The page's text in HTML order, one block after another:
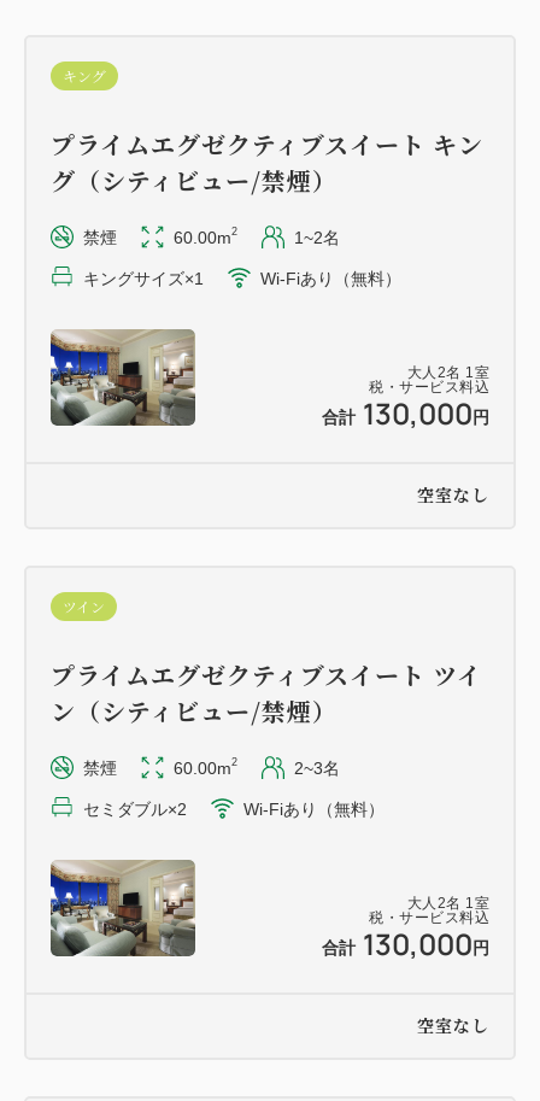
【ラウンジご利用のご案内】
営業時間 8:30～21:00
・専任スタッフによるチェックイン・チェックアウト
サービス
・フードプレゼンテーションとドリンク
8:30～10:30 モーニングライトミール＆ソフトドリ
ンク
20:30～21:00 ナイトキャップサービス
・Wi-Fi接続サービス
・コピー・プリントサービス（1日10枚まで）無料
・駐車場料金無料（バレットパーキングを除く）
・悠 YU, THE SPA（プール・温泉・フィットネスジ
ム）のご利用サービス
ブ、浴衣、客室のスリッパでのご入場はお控えくださ
い。
※フードプレゼンテーション時間以外にもソフトドリ
ンクをお楽しみいただけます。
大人 2名 1 室
税・サービス料込
合計 130,000 円
キング
プライムエグゼクティブスイート キン
グ（シティビュー/禁煙）
禁煙 60.00m2 1~2名
キングサイズ×1 Wi-Fiあり（無料）
空室なし
大人 2名 1 室
税・サービス料込
合計 130,000 円
ツイン
プライムエグゼクティブスイート ツイ
ン（シティビュー/禁煙）
禁煙 60.00m2 2~3名
セミダブル×2 Wi-Fiあり（無料）
空室なし